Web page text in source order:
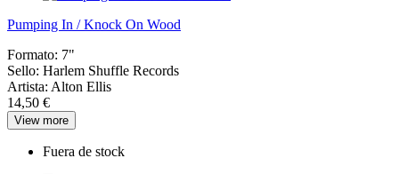
Pumping In / Knock On Wood
Formato: 7"
Sello: Harlem Shuffle Records
Artista: Alton Ellis
14,50 €
View more
Fuera de stock